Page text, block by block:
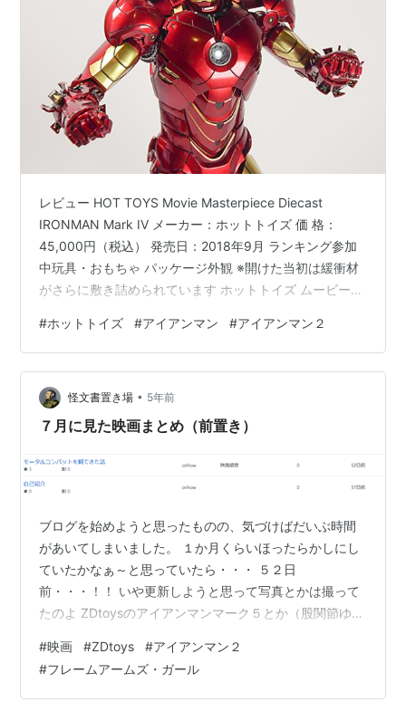
レビュー HOT TOYS Movie Masterpiece Diecast
IRONMAN Mark IV メーカー：ホットトイズ 価 格：
45,000円（税込） 発売日：2018年9月 ランキング参加
中玩具・おもちゃ パッケージ外観 ※開けた当初は緩衝材
がさらに敷き詰められています ホットトイズ ムービーマ
のダイキャストでないバージョン。今作はこのモデルよ
りサイズアップし金属パーツも各所使われている。 背面
のエアーフラップと脚部の展開が可能 ロバートダウニー
jr氏が演じるトニー・スタークの差し替え用ヘッド。 付
属のアイアンマン マ…
#ホットトイズ #アイアンマン #アイアンマン２
怪文書置き場 • 5年前
７月に見た映画まとめ（前置き）
ブログを始めようと思ったものの、気づけばだいぶ時間
があいてしまいました。 １か月くらいほったらかしにし
ていたかなぁ～と思っていたら・・・ ５２日
前・・・！！ いや更新しようと思って写真とかは撮って
たのよ ZDtoysのアイアンマンマーク５とか（股関節ゆる
か でもとりあえず映画の感想は投げときたいので、この
辺の話題は置いておきつつ８月も半ばに差し掛かってい
るけど７月に見た映画の感想をしていきたいと思いま
#映画 #ZDtoys #アイアンマン２
#フレームアームズ・ガール